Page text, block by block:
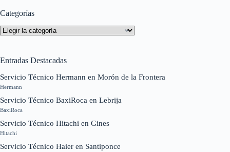
Categorías
Categorías
Entradas Destacadas
Servicio Técnico Hermann en Morón de la Frontera
Hermann
Servicio Técnico BaxiRoca en Lebrija
BaxiRoca
Servicio Técnico Hitachi en Gines
Hitachi
Servicio Técnico Haier en Santiponce